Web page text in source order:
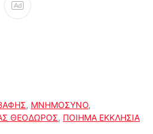
Ad
, ΜΝΗΜΟΣΥΝΟ,
ΘΕΟΔΩΡΟΣ, ΠΟΙΗΜΑ ΕΚΚΛΗΣΙΑ